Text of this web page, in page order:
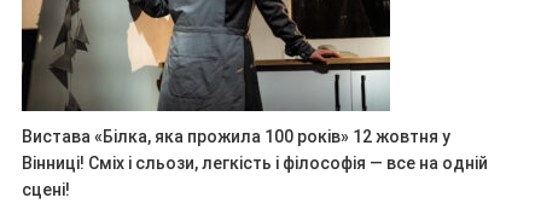
Вистава «Білка, яка прожила 100 років» 12 жовтня у
Вінниці! Сміх і сльози, легкість і філософія — все на одній
сцені!